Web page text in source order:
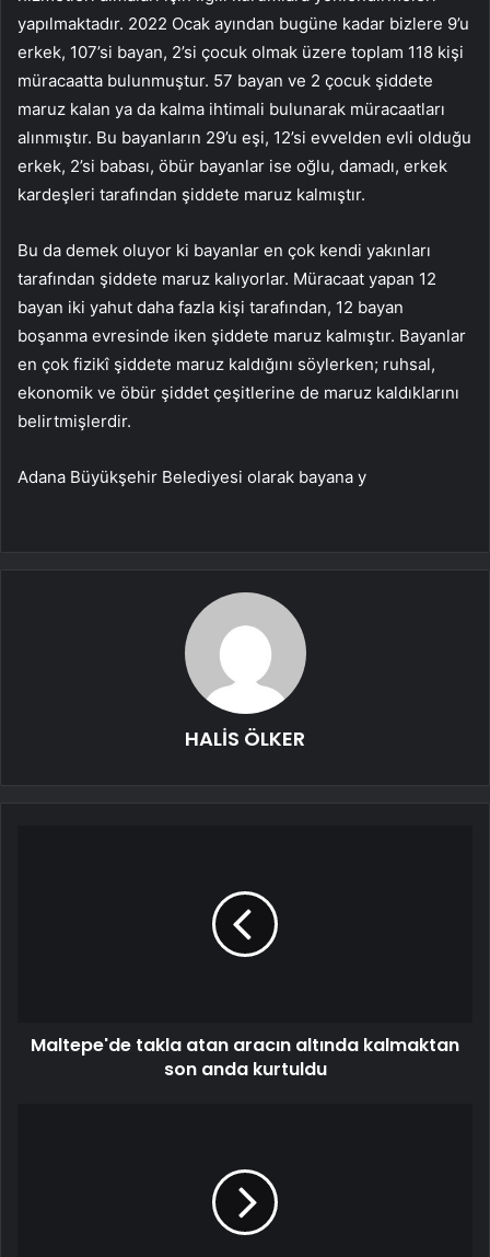
yapılmaktadır. 2022 Ocak ayından bugüne kadar bizlere 9’u
erkek, 107’si bayan, 2’si çocuk olmak üzere toplam 118 kişi
müracaatta bulunmuştur. 57 bayan ve 2 çocuk şiddete
maruz kalan ya da kalma ihtimali bulunarak müracaatları
alınmıştır. Bu bayanların 29’u eşi, 12’si evvelden evli olduğu
erkek, 2’si babası, öbür bayanlar ise oğlu, damadı, erkek
kardeşleri tarafından şiddete maruz kalmıştır.
Bu da demek oluyor ki bayanlar en çok kendi yakınları
tarafından şiddete maruz kalıyorlar. Müracaat yapan 12
bayan iki yahut daha fazla kişi tarafından, 12 bayan
boşanma evresinde iken şiddete maruz kalmıştır. Bayanlar
en çok fizikî şiddete maruz kaldığını söylerken; ruhsal,
ekonomik ve öbür şiddet çeşitlerine de maruz kaldıklarını
belirtmişlerdir.
Adana Büyükşehir Belediyesi olarak bayana y
HALİS ÖLKER
Maltepe'de takla atan aracın altında kalmaktan
son anda kurtuldu